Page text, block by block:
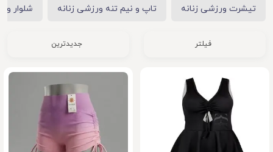
تیشرت ورزشی زنانه تاپ و نیم تنه ورزشی زنانه شلوار
فیلتر جدیدترین